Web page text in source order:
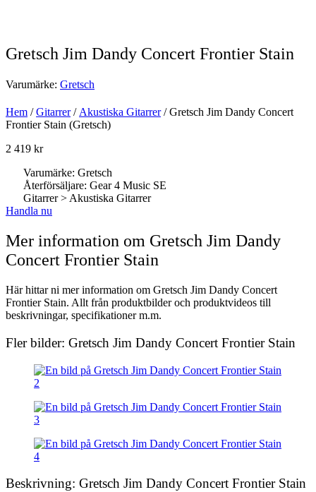
Gretsch Jim Dandy Concert Frontier Stain
Varumärke: Gretsch
Hem /Gitarrer/Akustiska Gitarrer/ Gretsch Jim Dandy Concert
Frontier Stain (Gretsch)
2 419 kr
Varumärke: Gretsch
Återförsäljare: Gear 4 Music SE
Gitarrer > Akustiska Gitarrer
Handla nu
Mer information om Gretsch Jim Dandy
Concert Frontier Stain
Här hittar ni mer information om Gretsch Jim Dandy Concert
Frontier Stain. Allt från produktbilder och produktvideos till
beskrivningar, specifikationer m.m.
Fler bilder: Gretsch Jim Dandy Concert Frontier Stain
Beskrivning: Gretsch Jim Dandy Concert Frontier Stain